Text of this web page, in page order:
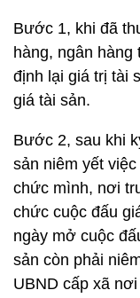
Bước 1, khi đã
hàng, ngân
định lại giá trị tài
giá tài sản.
Bước 2, sau khi
sản niêm yết
chức mình, nơi
chức cuộc đấu
ngày mở cuộc
sản còn phải
UBND cấp xã